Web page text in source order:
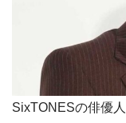
SixTONESの俳優